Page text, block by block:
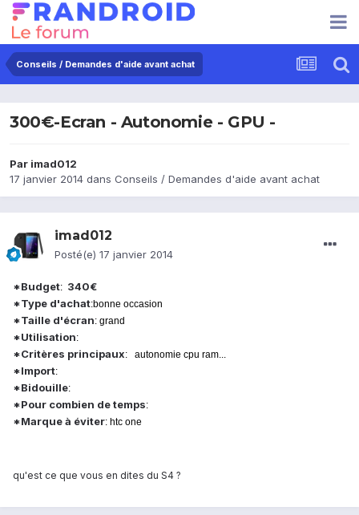
Conseils / Demandes d'aide avant achat
300€-Ecran - Autonomie - GPU -
Par imad012
17 janvier 2014 dans Conseils / Demandes d'aide avant achat
imad012
Posté(e) 17 janvier 2014
*Budget: 340€
*Type d'achat:bonne occasion
*Taille d'écran: grand
*Utilisation:
*Critères principaux: autonomie cpu ram...
*Import:
*Bidouille:
*Pour combien de temps:
*Marque à éviter: htc one
qu'est ce que vous en dites du S4 ?